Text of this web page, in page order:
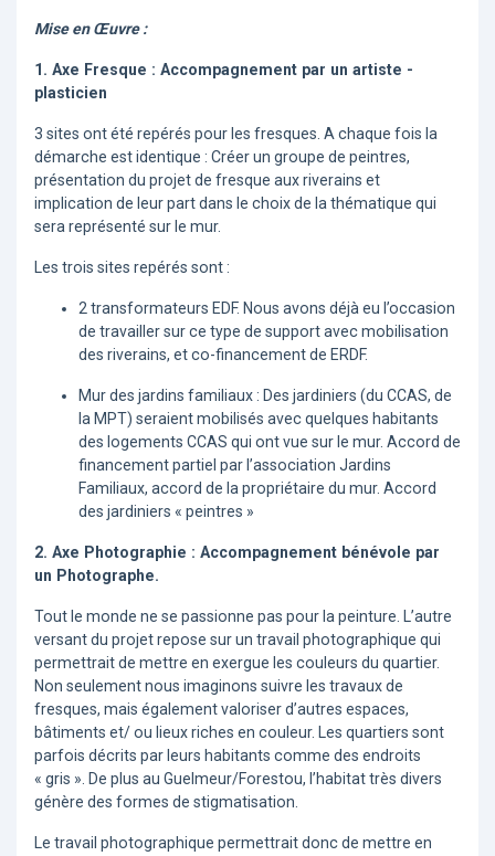
Mise en Œuvre :
1. Axe Fresque : Accompagnement par un artiste -
plasticien
3 sites ont été repérés pour les fresques. A chaque fois la
démarche est identique : Créer un groupe de peintres,
présentation du projet de fresque aux riverains et
implication de leur part dans le choix de la thématique qui
sera représenté sur le mur.
Les trois sites repérés sont :
2 transformateurs EDF. Nous avons déjà eu l’occasion
de travailler sur ce type de support avec mobilisation
des riverains, et co-financement de ERDF.
Mur des jardins familiaux : Des jardiniers (du CCAS, de
la MPT) seraient mobilisés avec quelques habitants
des logements CCAS qui ont vue sur le mur. Accord de
financement partiel par l’association Jardins
Familiaux, accord de la propriétaire du mur. Accord
des jardiniers « peintres »
2. Axe Photographie : Accompagnement bénévole par
un Photographe.
Tout le monde ne se passionne pas pour la peinture. L’autre
versant du projet repose sur un travail photographique qui
permettrait de mettre en exergue les couleurs du quartier.
Non seulement nous imaginons suivre les travaux de
fresques, mais également valoriser d’autres espaces,
bâtiments et/ ou lieux riches en couleur. Les quartiers sont
parfois décrits par leurs habitants comme des endroits
« gris ». De plus au Guelmeur/Forestou, l’habitat très divers
génère des formes de stigmatisation.
Le travail photographique permettrait donc de mettre en